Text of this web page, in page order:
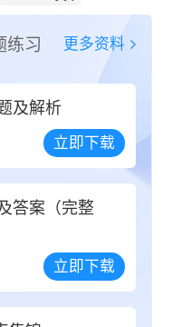
练习 更多资料
及解析
立即下载
答案（完整
立即下载